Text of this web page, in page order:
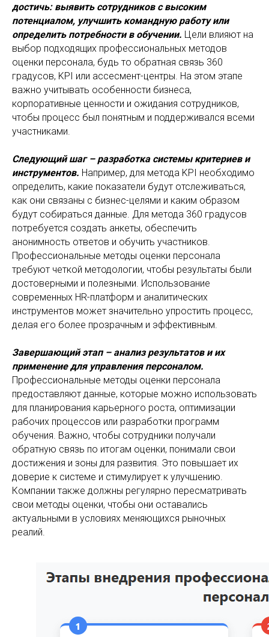
достичь: выявить сотрудников с высоким
потенциалом, улучшить командную работу или
определить потребности в обучении. Цели влияют на
выбор подходящих профессиональных методов
оценки персонала, будь то обратная связь 360
градусов, KPI или ассесмент-центры. На этом этапе
важно учитывать особенности бизнеса,
корпоративные ценности и ожидания сотрудников,
чтобы процесс был понятным и поддерживался всеми
участниками.
Следующий шаг – разработка системы критериев и
инструментов. Например, для метода KPI необходимо
определить, какие показатели будут отслеживаться,
как они связаны с бизнес-целями и каким образом
будут собираться данные. Для метода 360 градусов
потребуется создать анкеты, обеспечить
анонимность ответов и обучить участников.
Профессиональные методы оценки персонала
требуют четкой методологии, чтобы результаты были
достоверными и полезными. Использование
современных HR-платформ и аналитических
инструментов может значительно упростить процесс,
делая его более прозрачным и эффективным.
Завершающий этап – анализ результатов и их
применение для управления персоналом.
Профессиональные методы оценки персонала
предоставляют данные, которые можно использовать
для планирования карьерного роста, оптимизации
рабочих процессов или разработки программ
обучения. Важно, чтобы сотрудники получали
обратную связь по итогам оценки, понимали свои
достижения и зоны для развития. Это повышает их
доверие к системе и стимулирует к улучшению.
Компании также должны регулярно пересматривать
свои методы оценки, чтобы они оставались
актуальными в условиях меняющихся рыночных
реалий.